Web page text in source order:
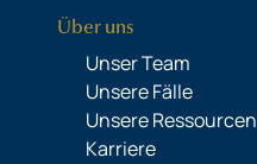
Über uns
Unser Team
Unsere Fälle
Unsere Ressourcen
Karriere